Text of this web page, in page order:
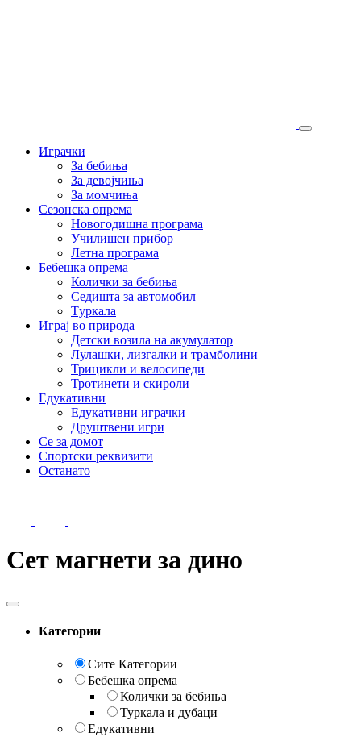
Играчки
За бебиња
За девојчиња
За момчиња
Сезонска опрема
Новогодишна програма
Училишен прибор
Летна програма
Бебешка опрема
Колички за бебиња
Седишта за автомобил
Tуркала
Играј во природа
Детски возила на акумулатор
Лулашки, лизгалки и трамболини
Трицикли и велосипеди
Тротинети и скироли
Едукативни
Едукативни играчки
Друштвени игри
Се за домот
Спортски реквизити
Останато
Сет магнети за дино
Категории
Сите Категории
Бебешка опрема
Колички за бебиња
Туркала и дубаци
Едукативни